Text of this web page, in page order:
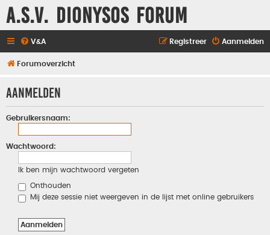
A.S.V. Dionysos Forum
V&A Aanmelden
Registreer
Forumoverzicht
Aanmelden
Gebruikersnaam:
Wachtwoord:
Ik ben mijn wachtwoord vergeten
Onthouden
Mij deze sessie niet weergeven in de lijst met online gebruikers